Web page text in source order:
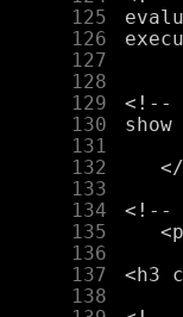
    125
    126
    127
    128
    129
    130
    131
    132
    133
    134
    135
    136
    137
    138